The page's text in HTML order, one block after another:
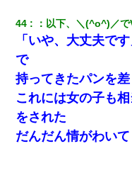
44 ： 以下、＼(^o^)／で
「いや、大丈夫で
で
持ってきたパンを
これには女の子も
をされた
だんだん情がわい